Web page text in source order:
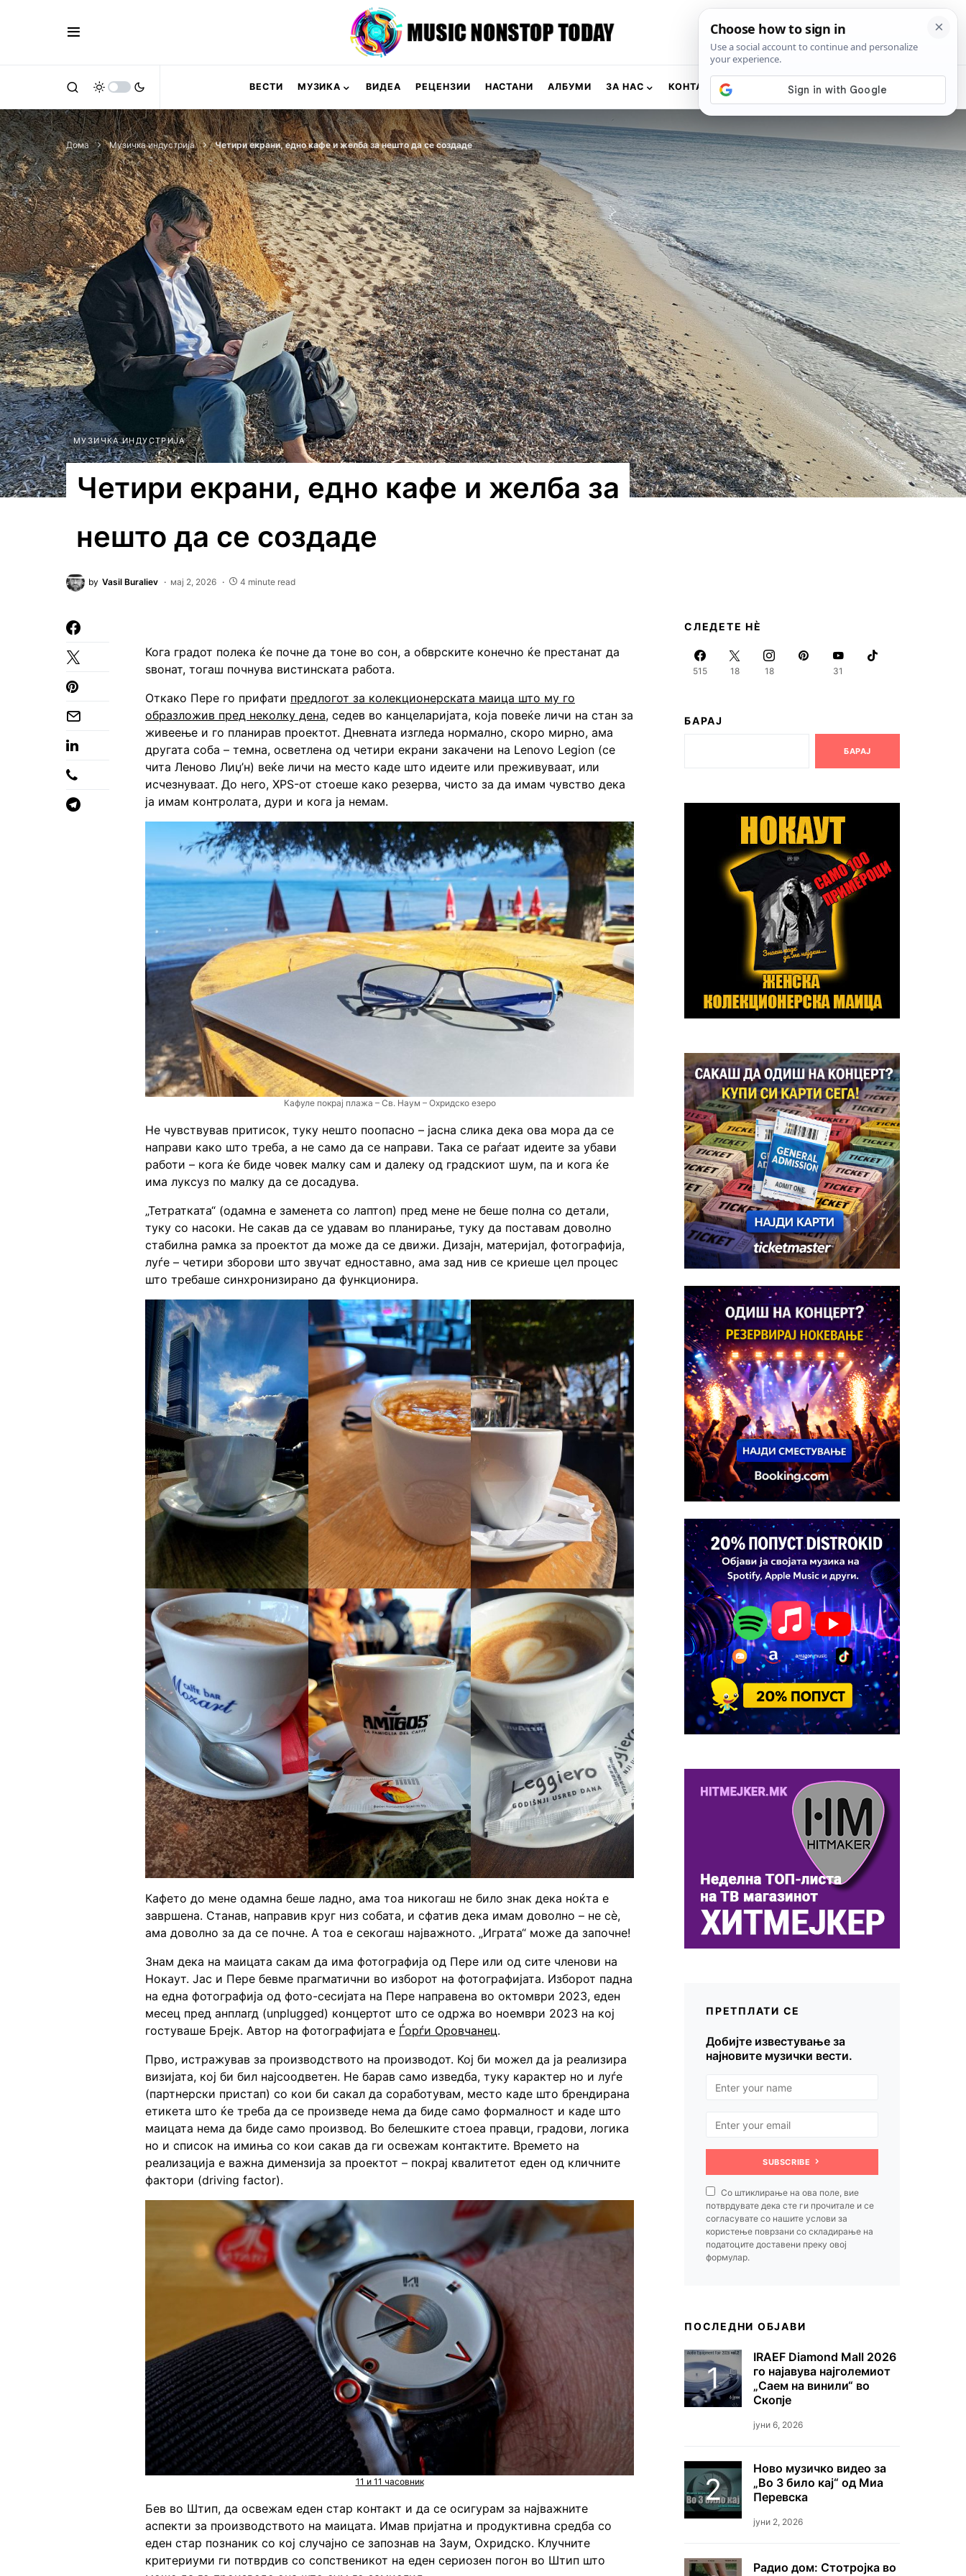
ВЕСТИ МУЗИКА ВИДЕА РЕЦЕНЗИИ НАСТАНИ АЛБУМИ ЗА НАС КОНТАКТ NEWSLETTER
Дома Музичка индустрија Четири екрани, едно кафе и желба за нешто да се создаде
МУЗИЧКА ИНДУСТРИЈА
Четири екрани, едно кафе и желба за
нешто да се создаде
by Vasil Buraliev мај 2, 2026 4 minute read
Кога градот полека ќе почне да тоне во сон, а обврските конечно ќе престанат да
ѕвонат, тогаш почнува вистинската работа.
Откако Пере го прифати предлогот за колекционерската маица што му го
образложив пред неколку дена, седев во канцеларијата, која повеќе личи на стан за
живеење и го планирав проектот. Дневната изгледа нормално, скоро мирно, ама
другата соба – темна, осветлена од четири екрани закачени на Lenovo Legion (се
чита Леново Лиџ’н) веќе личи на место каде што идеите или преживуваат, или
исчезнуваат. До него, XPS-от стоеше како резерва, чисто за да имам чувство дека
ја имам контролата, дури и кога ја немам.
Кафуле покрај плажа – Св. Наум – Охридско езеро
Не чувствував притисок, туку нешто поопасно – јасна слика дека ова мора да се
направи како што треба, а не само да се направи. Така се раѓаат идеите за убави
работи – кога ќе биде човек малку сам и далеку од градскиот шум, па и кога ќе
има луксуз по малку да се досадува.
„Тетратката“ (одамна е заменета со лаптоп) пред мене не беше полна со детали,
туку со насоки. Не сакав да се удавам во планирање, туку да поставам доволно
стабилна рамка за проектот да може да се движи. Дизајн, материјал, фотографија,
луѓе – четири зборови што звучат едноставно, ама зад нив се криеше цел процес
што требаше синхронизирано да функционира.
Кафето до мене одамна беше ладно, ама тоа никогаш не било знак дека ноќта е
завршена. Станав, направив круг низ собата, и сфатив дека имам доволно – не сè,
ама доволно за да се почне. А тоа е секогаш најважното. „Играта“ може да започне!
Знам дека на маицата сакам да има фотографија од Пере или од сите членови на
Нокаут. Јас и Пере бевме прагматични во изборот на фотографијата. Изборот падна
на една фотографија од фото-сесијата на Пере направена во октомври 2023, еден
месец пред анплагд (unplugged) концертот што се одржа во ноември 2023 на кој
гостуваше Брејк. Автор на фотографијата е Ѓорѓи Оровчанец.
Прво, истражував за производството на производот. Кој би можел да ја реализира
визијата, кој би бил најсоодветен. Не барав само изведба, туку карактер но и луѓе
(партнерски пристап) со кои би сакал да соработувам, место каде што брендирана
етикета што ќе треба да се произведе нема да биде само формалност и каде што
маицата нема да биде само производ. Во белешките стоеа правци, градови, логика
но и список на имиња со кои сакав да ги освежам контактите. Времето на
реализација е важна димензија за проектот – покрај квалитетот еден од кличните
фактори (driving factor).
11 и 11 часовник
Бев во Штип, да освежам еден стар контакт и да се осигурам за најважните
аспекти за производството на маицата. Имав пријатна и продуктивна средба со
еден стар познаник со кој случајно се запознав на Заум, Охридско. Клучните
критериуми ги потврдив со сопственикот на еден сериозен погон во Штип што
СЛЕДЕТЕ НЀ
515 18 18 31
БАРАЈ
БАРАЈ
ПРЕТПЛАТИ СЕ
Добијте известување за
најновите музички вести.
SUBSCRIBE
Со штиклирање на ова поле, вие
потврдувате дека сте ги прочитале и се
согласувате со нашите услови за
користење поврзани со складирање на
податоците доставени преку овој
формулар.
ПОСЛЕДНИ ОБЈАВИ
IRAEF Diamond Mall 2026
го најавува најголемиот
„Саем на винили“ во
Скопје
јуни 6, 2026
Ново музичко видео за
„Во 3 било кај“ од Миа
Перевска
јуни 2, 2026
Радио дом: Стотројка во